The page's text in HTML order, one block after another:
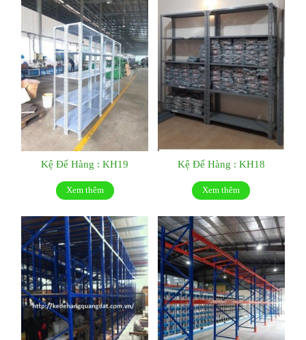
Kệ Để Hàng : KH19
Xem thêm
Kệ Để Hàng : KH18
Xem thêm